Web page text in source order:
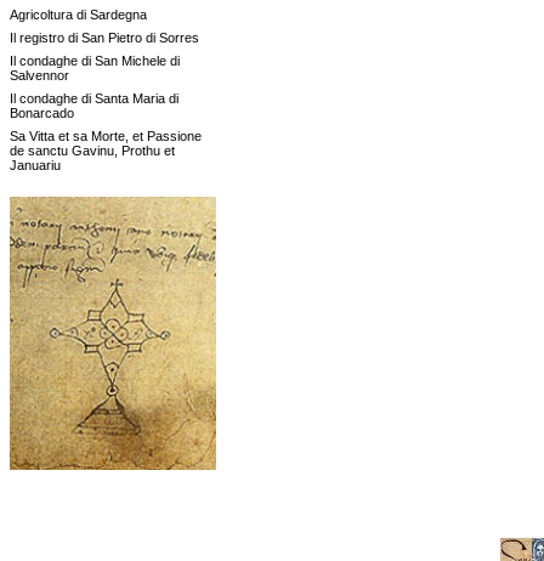
Agricoltura di Sardegna
Il registro di San Pietro di Sorres
Il condaghe di San Michele di
Salvennor
Il condaghe di Santa Maria di
Bonarcado
Sa Vitta et sa Morte, et Passione
de sanctu Gavinu, Prothu et
Januariu